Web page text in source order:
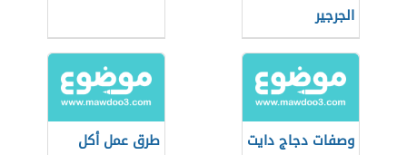
الجرجير
وصفات دجاج دايت
طرق عمل أكل